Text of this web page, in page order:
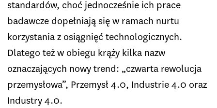
standardów, choć jednocześnie ich prace
badawcze dopełniają się w ramach nurtu
korzystania z osiągnięć technologicznych.
Dlatego też w obiegu krąży kilka nazw
oznaczających nowy trend: „czwarta rewolucja
przemysłowa”, Przemysł 4.0, Industrie 4.0 oraz
Industry 4.0.